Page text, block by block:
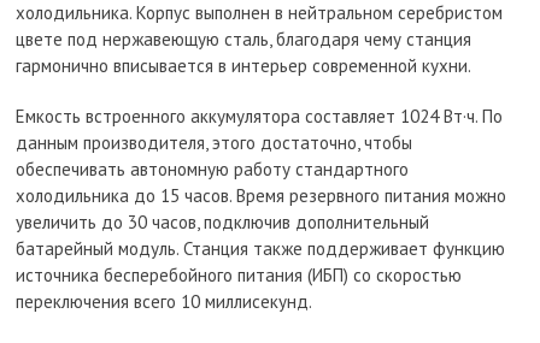
холодильника. Корпус выполнен в нейтральном серебристом
цвете под нержавеющую сталь, благодаря чему станция
гармонично вписывается в интерьер современной кухни.
Емкость встроенного аккумулятора составляет 1024 Вт·ч. По
данным производителя, этого достаточно, чтобы
обеспечивать автономную работу стандартного
холодильника до 15 часов. Время резервного питания можно
увеличить до 30 часов, подключив дополнительный
батарейный модуль. Станция также поддерживает функцию
источника бесперебойного питания (ИБП) со скоростью
переключения всего 10 миллисекунд.